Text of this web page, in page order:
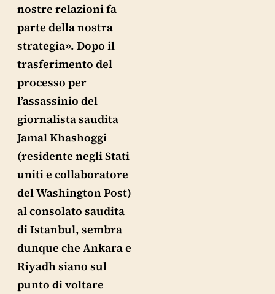
nostre relazioni fa
parte della nostra
strategia». Dopo il
trasferimento del
processo per
l’assassinio del
giornalista saudita
Jamal Khashoggi
(residente negli Stati
uniti e collaboratore
del Washington Post)
al consolato saudita
di Istanbul, sembra
dunque che Ankara e
Riyadh siano sul
punto di voltare